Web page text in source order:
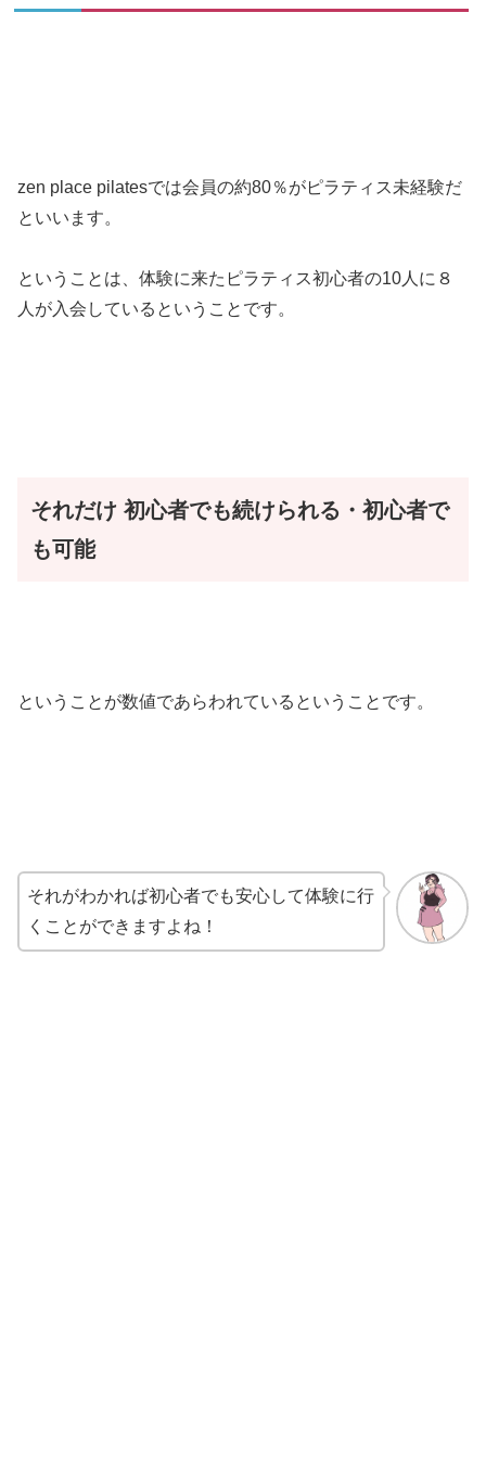
zen place pilatesでは会員の約80％がピラティス未経験だ
といいます。
ということは、体験に来たピラティス初心者の10人に８
人が入会しているということです。
それだけ 初心者でも続けられる・初心者で
も可能
ということが数値であらわれているということです。
それがわかれば初心者でも安心して体験に行
くことができますよね！